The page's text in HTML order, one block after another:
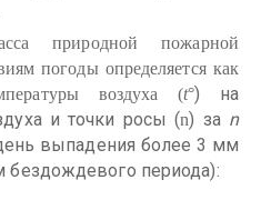
природной пожарной
погоды определяется как
воздуха (t°) на
и точки росы (n) за n
выпадения более 3 мм
периода):